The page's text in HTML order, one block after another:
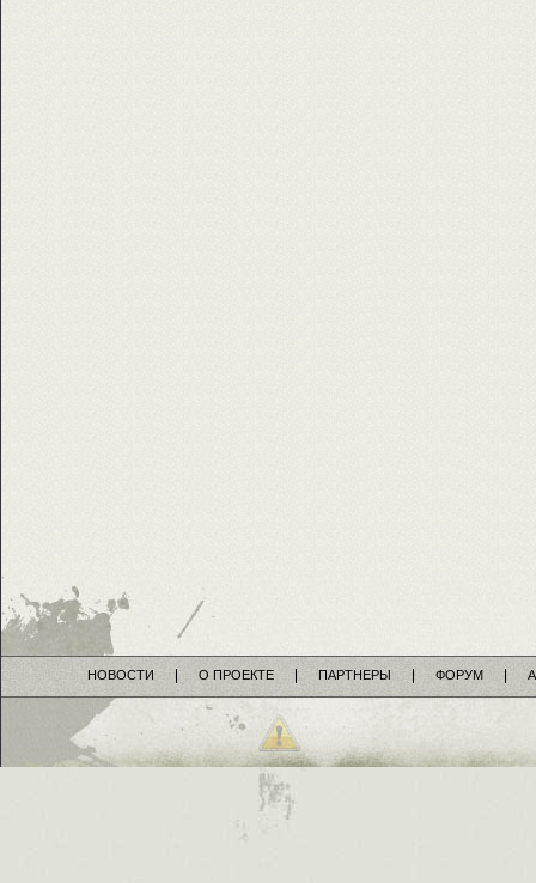
НОВОСТИ О ПРОЕКТЕ ПАРТНЕРЫ ФОРУМ